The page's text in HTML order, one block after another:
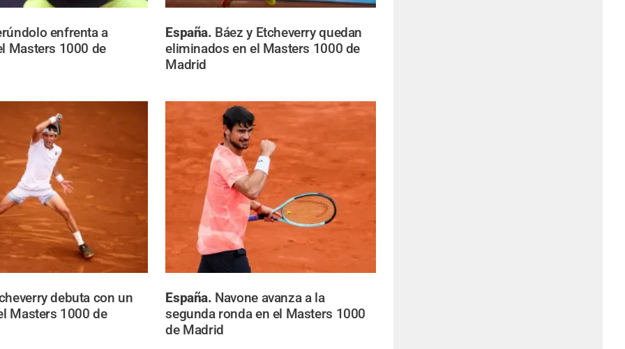
enfrenta a
Masters 1000 de
España. Báez y Etcheverry quedan
eliminados en el Masters 1000 de
Madrid
debuta con un
Masters 1000 de
España. Navone avanza a la
segunda ronda en el Masters 1000
de Madrid